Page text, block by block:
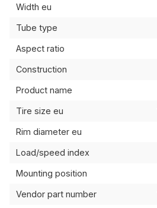
Width eu
Tube type
Aspect ratio
Construction
Product name
Tire size eu
Rim diameter eu
Load/speed index
Mounting position
Vendor part number